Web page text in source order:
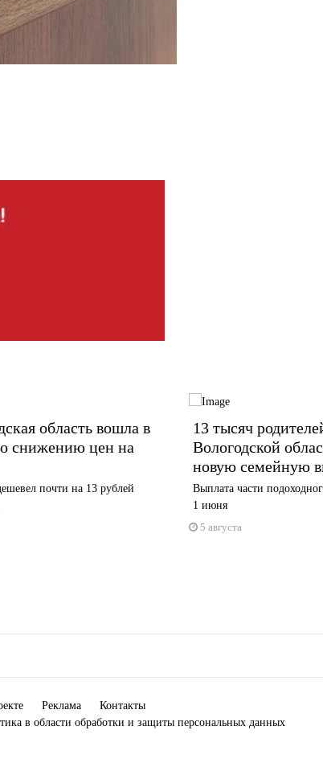
область вошла в
снижению цен на
почти на 13 рублей
13 тысяч
Вологодской
новую семейную
Выплата части
1 июня
5 августа
Реклама
Контакты
в области обработки и защиты персональных данных